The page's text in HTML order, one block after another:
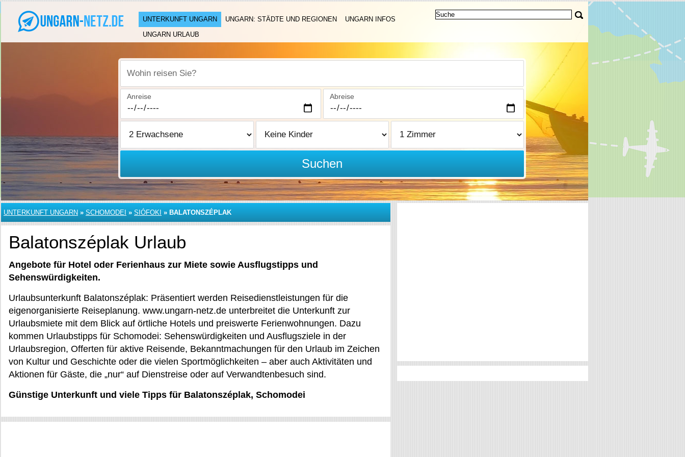
UNTERKUNFT UNGARN UNGARN: STÄDTE UND REGIONEN
UNGARN INFOS
UNGARN URLAUB
Wohin reisen Sie?
Anreise Abreise
Suchen
UNTERKUNFT UNGARN » SCHOMODEI » SIÓFOKI » BALATONSZÉPLAK
Balatonszéplak Urlaub
Angebote für Hotel oder Ferienhaus zur Miete sowie Ausflugstipps und
Sehenswürdigkeiten.
Urlaubsunterkunft Balatonszéplak: Präsentiert werden Reisedienstleistungen für die
eigenorganisierte Reiseplanung. www.ungarn-netz.de unterbreitet die Unterkunft zur
Urlaubsmiete mit dem Blick auf örtliche Hotels und preiswerte Ferienwohnungen. Dazu
kommen Urlaubstipps für Schomodei: Sehenswürdigkeiten und Ausflugsziele in der
Urlaubsregion, Offerten für aktive Reisende, Bekanntmachungen für den Urlaub im Zeichen
von Kultur und Geschichte oder die vielen Sportmöglichkeiten – aber auch Aktivitäten und
Aktionen für Gäste, die „nur“ auf Dienstreise oder auf Verwandtenbesuch sind.
Günstige Unterkunft und viele Tipps für Balatonszéplak, Schomodei